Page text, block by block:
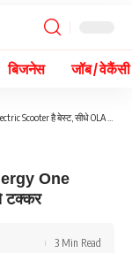
बिजनेस जॉब / वेकैंसी
है बेस्ट, सीधे OLA से टक्कर
One
टक्कर
3 Min Read